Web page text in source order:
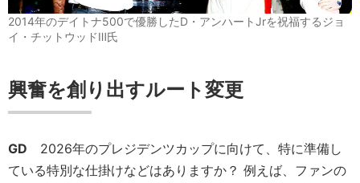
2014年のデイトナ500で優勝したD・アンハートJrを祝福するジョ
イ・チットウッドⅢ氏
興奮を創り出すルート変更
GD 2026年のプレジデンツカップに向けて、特に準備し
ている特別な仕掛けなどはありますか？ 例えば、ファンの